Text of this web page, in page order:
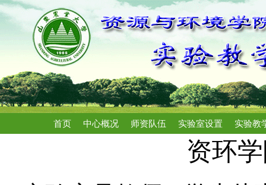
首页 中心概况 师资队伍 实验室设置 实验教
资环